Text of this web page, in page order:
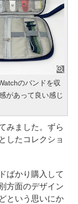
のバンドを収
があって良い感じ
みました。ずら
したコレクショ
ばかり購入して
方面のデザイン
という思いにか